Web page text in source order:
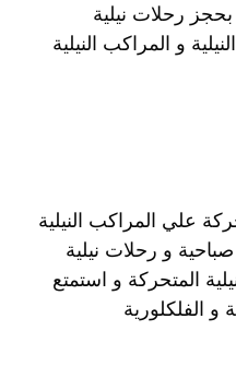
بحجز رحلات نيلية
و المراكب النيلية
علي المراكب النيلية
و رحلات نيلية
المتحركة و استمتع
و الفلكلورية